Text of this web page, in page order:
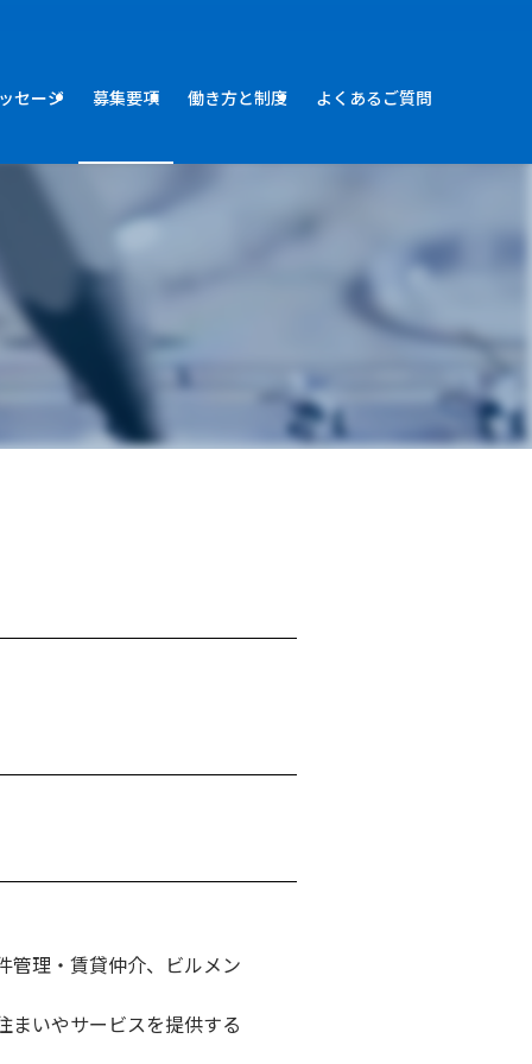
セージ 募集要項 働き方と制度 よくあるご質問
管理・賃貸仲介、ビルメン
まいやサービスを提供する